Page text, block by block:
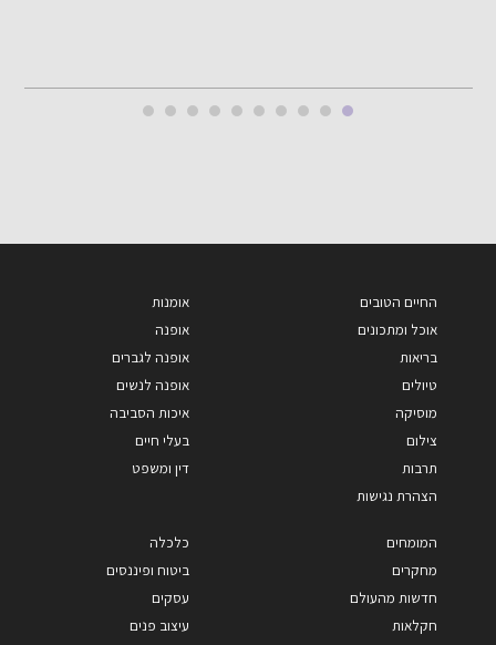
החיים הטובים
אוכל ומתכונים
בריאות
טיולים
מוסיקה
צילום
תרבות
הצהרת נגישות
אומנות
אופנה
אופנה לגברים
אופנה לנשים
איכות הסביבה
בעלי חיים
דין ומשפט
המומחים
מחקרים
חדשות מהעולם
חקלאות
כלכלה
ביטוח ופיננסים
עסקים
עיצוב פנים